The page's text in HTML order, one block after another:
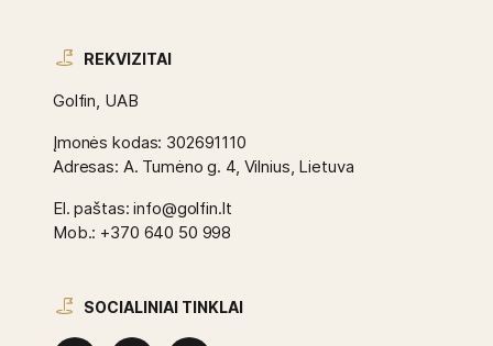
REKVIZITAI
Golfin, UAB
Įmonės kodas: 302691110
Adresas: A. Tumėno g. 4, Vilnius, Lietuva
El. paštas: info@golfin.lt
Mob.: +370 640 50 998
SOCIALINIAI TINKLAI